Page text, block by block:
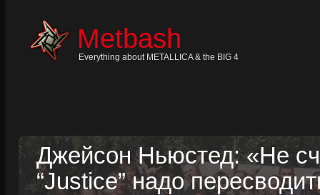
Metbash
Everything about METALLICA & the BIG 4
Джейсон Ньюстед: «Не
“Justice” надо